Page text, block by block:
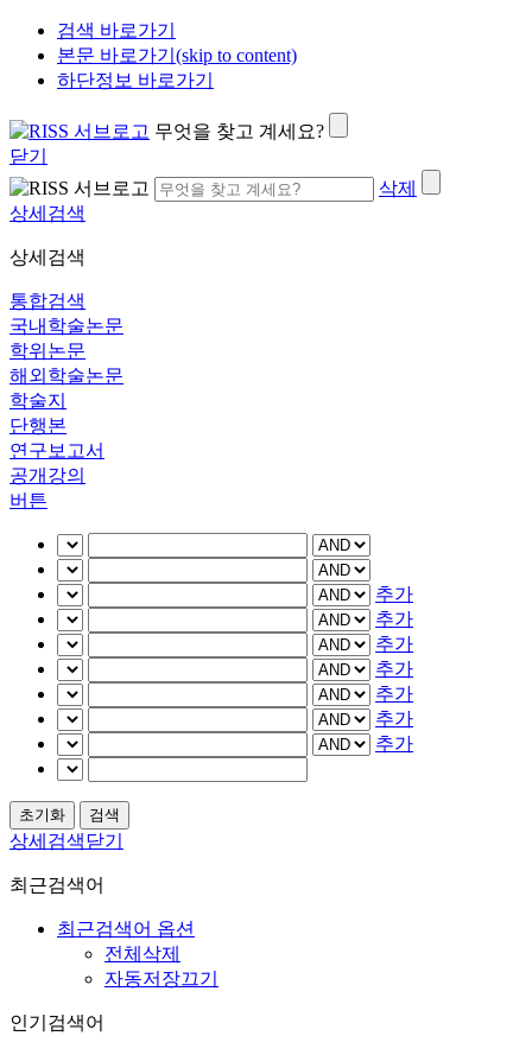
검색 바로가기
본문 바로가기(skip to content)
하단정보 바로가기
무엇을 찾고 계세요?
닫기
삭제
상세검색
상세검색
통합검색
국내학술논문
학위논문
해외학술논문
학술지
단행본
연구보고서
공개강의
버튼
추가
추가
추가
추가
추가
추가
추가
상세검색닫기
최근검색어
최근검색어 옵션
전체삭제
자동저장끄기
인기검색어